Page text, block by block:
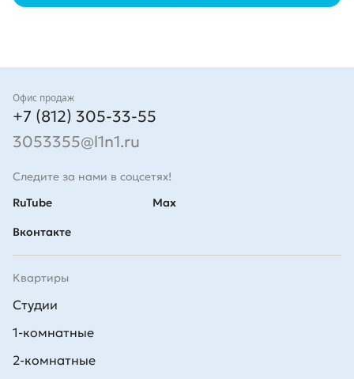
Контакты
Офис продаж
+7 (812) 305-33-55
3053355@l1n1.ru
Следите за нами в соцсетях!
RuTube
Вконтакте
Max
Квартиры
Студии
1-комнатные
2-комнатные